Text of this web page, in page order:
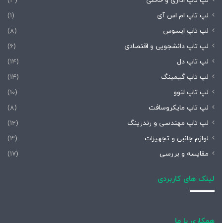
لپ تاپ ام اس آی
(1)
لپ تاپ ایسوس
(8)
لپ تاپ دانشجویی و اقتصادی
(6)
لپ تاپ دل
(14)
لپ تاپ گیمینگ
(14)
لپ تاپ لنوو
(10)
لپ تاپ مایکروسافت
(8)
لپ تاپ مهندسی و رندرینگ
(12)
لوازم جانبی و تجهیزات
(3)
مقایسه و بررسی
(17)
لینک های کاربردی